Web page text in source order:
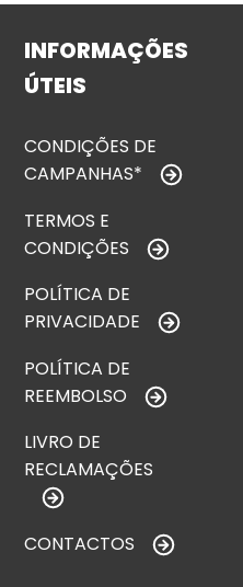
INFORMAÇÕES
ÚTEIS
CONDIÇÕES DE
CAMPANHAS*
TERMOS E
CONDIÇÕES
POLÍTICA DE
PRIVACIDADE
POLÍTICA DE
REEMBOLSO
LIVRO DE
RECLAMAÇÕES
CONTACTOS